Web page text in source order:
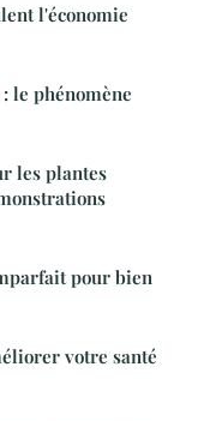
l'économie
le phénomène
les plantes
pour bien
votre santé